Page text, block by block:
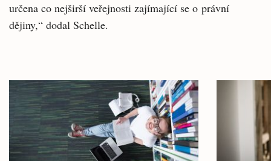
určena co nejširší veřejnosti zajímající se o právní
dějiny,“ dodal Schelle.
Související
články